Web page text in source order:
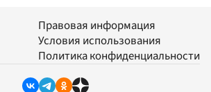
Правовая информация
Условия использования
Политика конфиденциальности